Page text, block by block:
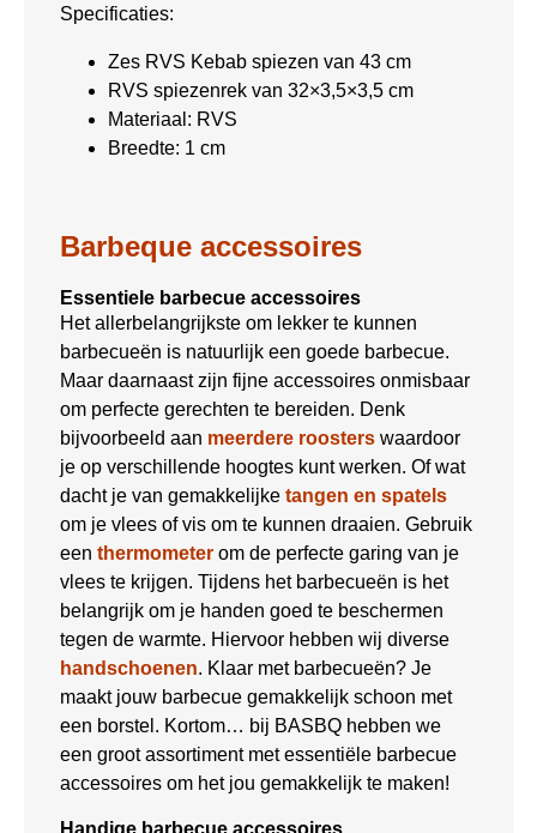
Specificaties:
Zes RVS Kebab spiezen van 43 cm
RVS spiezenrek van 32×3,5×3,5 cm
Materiaal: RVS
Breedte: 1 cm
Barbeque accessoires
Essentiele barbecue accessoires
Het allerbelangrijkste om lekker te kunnen
barbecueën is natuurlijk een goede barbecue.
Maar daarnaast zijn fijne accessoires onmisbaar
om perfecte gerechten te bereiden. Denk
bijvoorbeeld aan meerdere roosters waardoor
je op verschillende hoogtes kunt werken. Of wat
dacht je van gemakkelijke tangen en spatels
om je vlees of vis om te kunnen draaien. Gebruik
een thermometer om de perfecte garing van je
vlees te krijgen. Tijdens het barbecueën is het
belangrijk om je handen goed te beschermen
tegen de warmte. Hiervoor hebben wij diverse
handschoenen. Klaar met barbecueën? Je
maakt jouw barbecue gemakkelijk schoon met
een borstel. Kortom… bij BASBQ hebben we
een groot assortiment met essentiële barbecue
accessoires om het jou gemakkelijk te maken!
Handige barbecue accessoires